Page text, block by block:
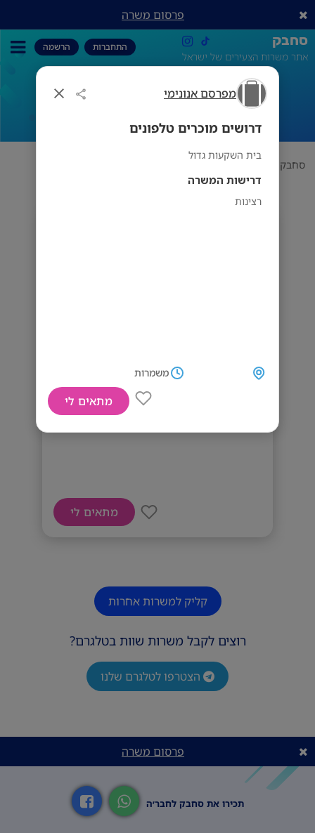
מפרסם אנונימי
דרושים מוכרים טלפונים
בית השקעות גדול
דרישות המשרה
רצינות
משמרות
מתאים לי
פרסום משרה
סחבק
אתר משרות הצעירים של ישראל
התחברות הרשמה
דרושים מוכרים טלפונים
סחבק מפרסם אנונימי
דרושים מוכרים טלפונים
מתאים לי
קליק למשרות אחרות
רוצים לקבל משרות שוות בטלגרם?
הצטרפו לטלגרם שלנו
פרסום משרה
תכירו את סחבק לחבר׳ה